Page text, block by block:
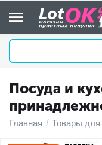
Посуда и
Главная / Товары